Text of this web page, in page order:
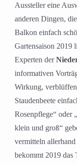
Aussteller eine
anderen Dingen,
Balkon einfach
Gartensaison 2019
Experten der
informativen
Wirkung,
Staudenbeete
Rosenpflege“ oder
klein und groß“
vermitteln
bekommt 2019 das